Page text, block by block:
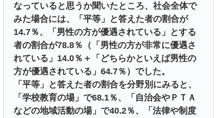
なっていると思うか聞いたところ、社会全体で
みた場合には、「平等」と答えた者の割合が
14.7％、「男性の方が優遇されている」とする
者の割合が78.8％（「男性の方が非常に優遇さ
れている」14.0％＋「どちらかといえば男性の
方が優遇されている」64.7％）でした。
「平等」と答えた者の割合を分野別にみると、
「学校教育の場」で68.1％、「自治会やＰＴＡ
などの地域活動の場」で40.2％、「法律や制度